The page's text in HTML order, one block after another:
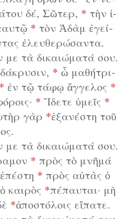
δέ, Σῶ­τερ, * τὴν ἰ­
* τὸν Ἀ­δὰμ ἐ­γεί­
ἐ­λευ­θε­ρώ­σαν­τα.
με τὰ δι­και­ώ­μα­τά σου.
* ὦ μα­θή­τρι­
* ἐν τῷ τά­φῳ ἄγ­γε­λος *
* Ἴ­δε­τε ὑ­μεῖς *
γὰρ *ἐ­ξα­νέ­στη τοῦ
με τὰ δι­και­ώ­μα­τά σου.
* πρὸς τὸ μνῆ­μά
* πρὸς αὐ­τὰς ὁ
και­ρὸς *πέ­παυ­ται· μὴ
*ἀ­πο­στό­λοις εἴ­πα­τε.